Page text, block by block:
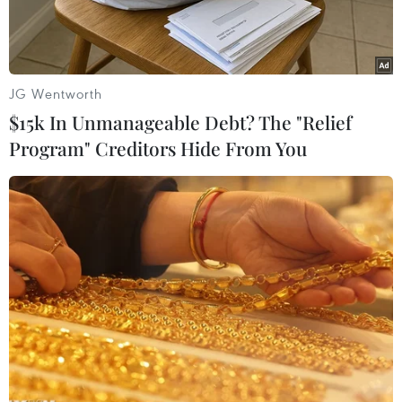
tuổi.
Thiên hà thấu kính Messier 85. (Nguồn: NASA)
Kính viễn vọng không gian Hubble của Cơ quan
Hàng không và Vũ trụ Mỹ (NASA) đã phát hiện
nhiều đặc điểm bất ngờ của thiên hà thấu kính
JG Wentworth
$15k In Unmanageable Debt? The "Relief
Program" Creditors Hide From You